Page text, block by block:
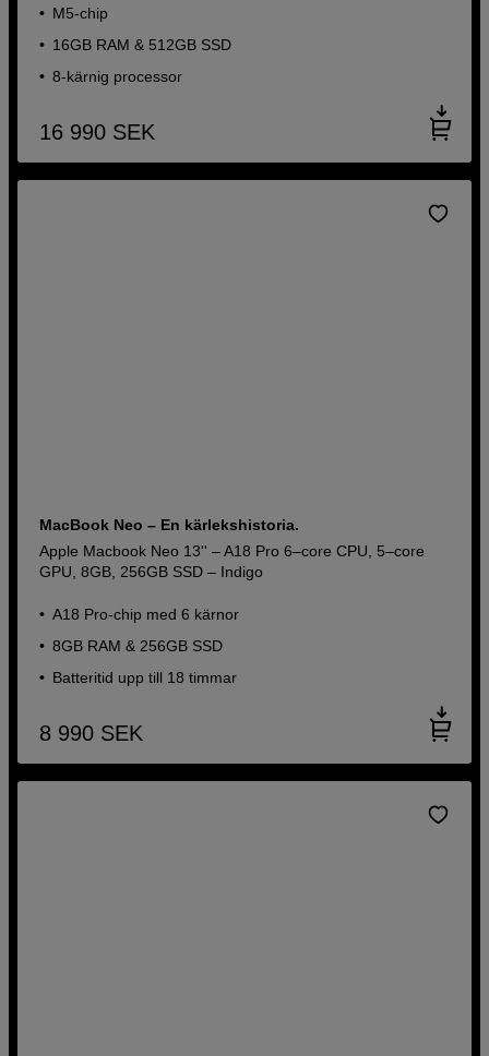
M5-chip
16GB RAM & 512GB SSD
8-kärnig processor
16 990 SEK
MacBook Neo – En kärlekshistoria.
Apple Macbook Neo 13'' – A18 Pro 6–core CPU, 5–core
GPU, 8GB, 256GB SSD – Indigo
A18 Pro-chip med 6 kärnor
8GB RAM & 256GB SSD
Batteritid upp till 18 timmar
8 990 SEK